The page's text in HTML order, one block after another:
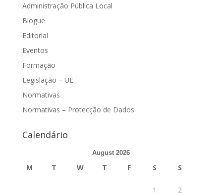
Administração Pública Local
Blogue
Editorial
Eventos
Formação
Legislação – UE
Normativas
Normativas – Protecção de Dados
Calendário
August 2026
M T W T F S S
1 2